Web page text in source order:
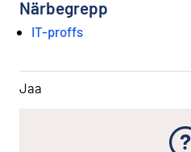
Närbegrepp
IT-proffs
Jaa